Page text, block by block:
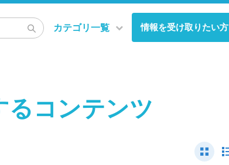
カテゴリ一覧 情報を受け取りたい方
るコンテンツ